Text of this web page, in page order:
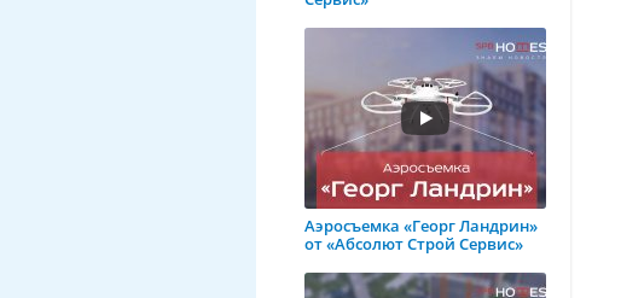
Аэросъемка «Георг Ландрин»
от «Абсолют Строй Сервис»